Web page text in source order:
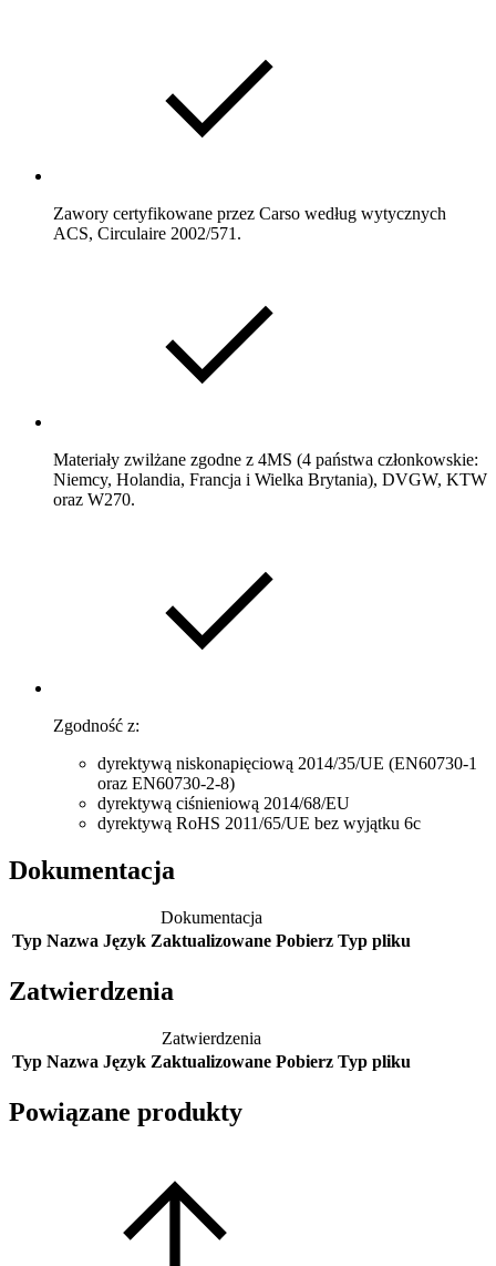
Zawory certyfikowane przez Carso według wytycznych
ACS, Circulaire 2002/571.
Materiały zwilżane zgodne z 4MS (4 państwa członkowskie:
Niemcy, Holandia, Francja i Wielka Brytania), DVGW, KTW
oraz W270.
Zgodność z:
dyrektywą niskonapięciową 2014/35/UE (EN60730-1
oraz EN60730-2-8)
dyrektywą ciśnieniową 2014/68/EU
dyrektywą RoHS 2011/65/UE bez wyjątku 6c
Dokumentacja
Dokumentacja
Typ Nazwa Język Zaktualizowane Pobierz Typ pliku
Zatwierdzenia
Zatwierdzenia
Typ Nazwa Język Zaktualizowane Pobierz Typ pliku
Powiązane produkty